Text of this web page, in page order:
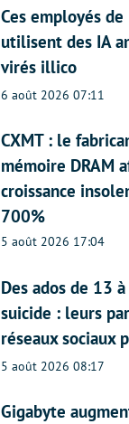
Ces employés de
utilisent des IA
virés illico
6 août 2026 07:11
CXMT : le
mémoire DRAM
croissance
700%
5 août 2026 17:04
Des ados de 13
suicide : leurs
réseaux sociaux
5 août 2026 08:17
Gigabyte